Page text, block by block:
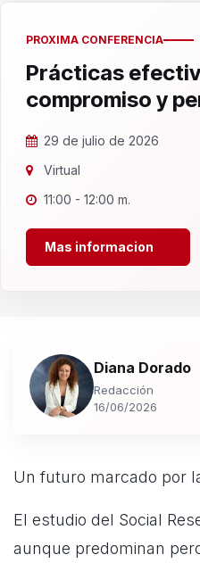
PROXIMA CONFERENCIA
Prácticas
compromiso y
29 de julio de 2026
Virtual
11:00 - 12:00 m.
Mas informacion
Diana Dorado
Redacción
16/06/2026
Un futuro marcado por
El estudio del Social
aunque predominan